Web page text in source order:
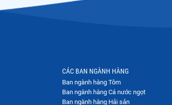
CÁC BAN NGÀNH HÀNG
Ban ngành hàng Tôm
Ban ngành hàng Cá nước ngọt
Ban ngành hàng Hải sản